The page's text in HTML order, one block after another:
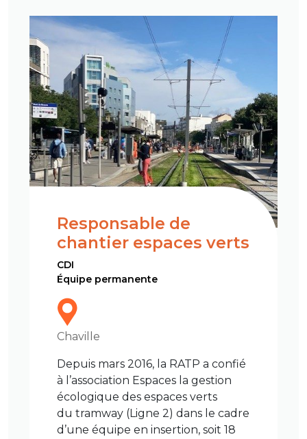
Responsable de
chantier espaces verts
CDI
Équipe permanente
Chaville
Depuis mars 2016, la RATP a confié
à l’association Espaces la gestion
écologique des espaces verts
du tramway (Ligne 2) dans le cadre
d’une équipe en insertion, soit 18